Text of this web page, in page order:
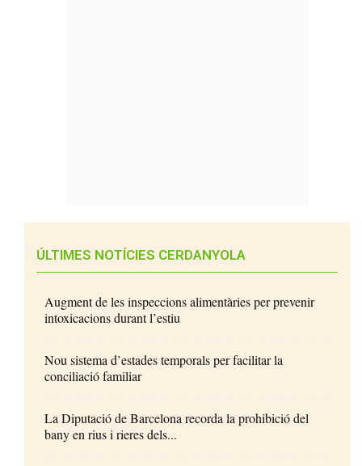
ÚLTIMES NOTÍCIES CERDANYOLA
Augment de les inspeccions alimentàries per prevenir
intoxicacions durant l’estiu
Nou sistema d’estades temporals per facilitar la
conciliació familiar
La Diputació de Barcelona recorda la prohibició del
bany en rius i rieres dels...